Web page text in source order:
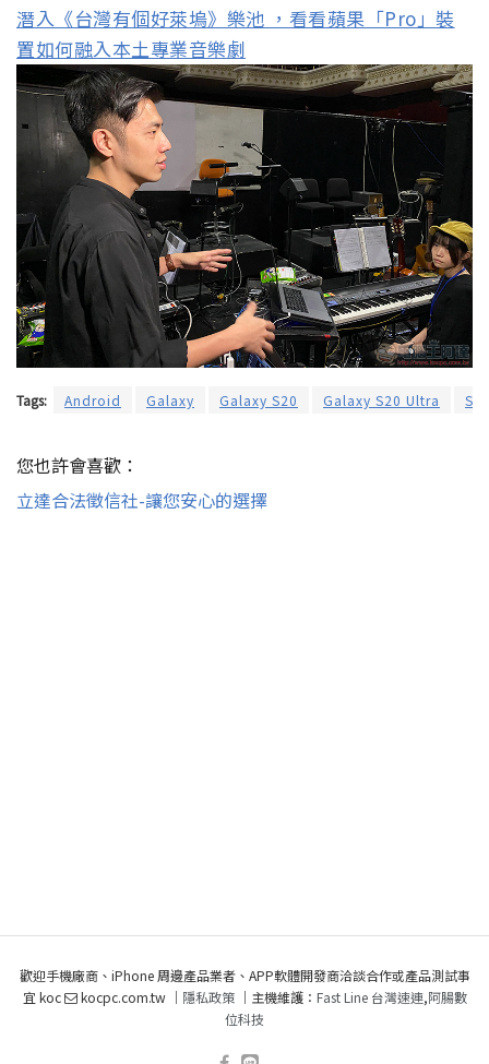
潛入《台灣有個好萊塢》樂池 ，看看蘋果「Pro」裝
置如何融入本土專業音樂劇
Tags: Android Galaxy Galaxy S20 Galaxy S20 Ultra
您也許會喜歡：
立達合法徵信社-讓您安心的選擇
歡迎手機廠商、iPhone 周邊產品業者、APP軟體開發商洽談合作或產品測試事
宜 koc
kocpc.com.tw ｜ 隱私政策｜主機維護： Fast Line 台灣速連,阿腸數
位科技